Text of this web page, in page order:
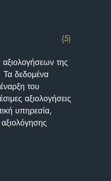
(5)
της
Τα δεδομένα
του
αξιολογήσεις
υπηρεσία,